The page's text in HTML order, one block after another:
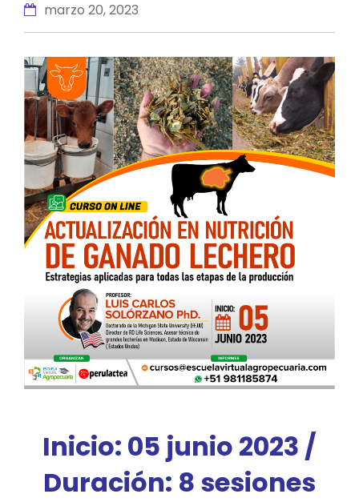
marzo 20, 2023
Inicio: 05 junio 2023 /
Duración: 8 sesiones